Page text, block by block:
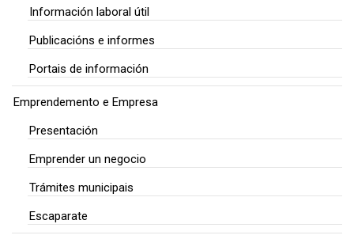
Información laboral útil
Publicacións e informes
Portais de información
Emprendemento e Empresa
Presentación
Emprender un negocio
Trámites municipais
Escaparate